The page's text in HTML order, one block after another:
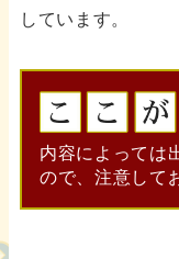
しています。
内容によっては
ので、注意して